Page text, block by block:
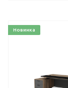
Новинка